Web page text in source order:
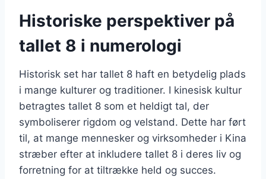
Historiske perspektiver på
tallet 8 i numerologi
Historisk set har tallet 8 haft en betydelig plads
i mange kulturer og traditioner. I kinesisk kultur
betragtes tallet 8 som et heldigt tal, der
symboliserer rigdom og velstand. Dette har ført
til, at mange mennesker og virksomheder i Kina
stræber efter at inkludere tallet 8 i deres liv og
forretning for at tiltrække held og succes.